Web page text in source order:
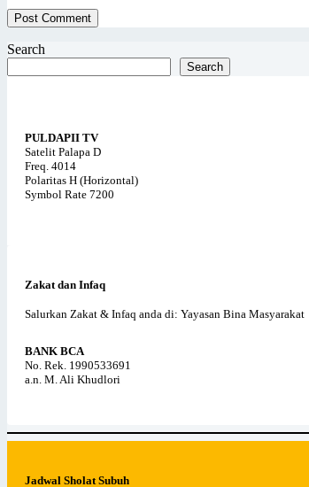
Post Comment
Search
Search
PULDAPII TV
Satelit Palapa D
Freq. 4014
Polaritas H (Horizontal)
Symbol Rate 7200
Zakat dan Infaq
Salurkan Zakat & Infaq anda di: Yayasan Bina Masyarakat
BANK BCA
No. Rek. 1990533691
a.n. M. Ali Khudlori
Jadwal Sholat Subuh